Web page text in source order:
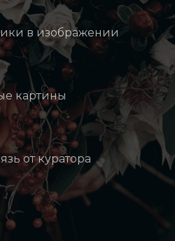
в изображении
картины
от куратора